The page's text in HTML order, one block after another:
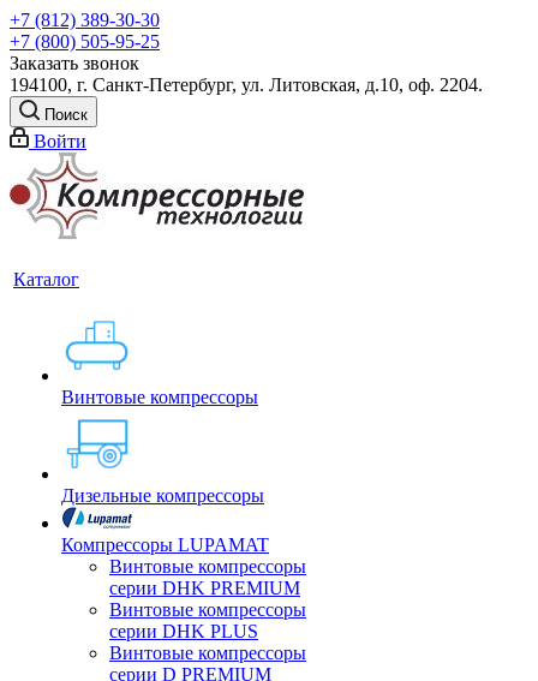
+7 (812) 389-30-30
+7 (800) 505-95-25
Заказать звонок
194100, г. Санкт-Петербург, ул. Литовская, д.10, оф. 2204.
Поиск
Войти
Каталог
Винтовые компрессоры
Дизельные компрессоры
Компрессоры LUPAMAT
Винтовые компрессоры
серии DHK PREMIUM
Винтовые компрессоры
серии DHK PLUS
Винтовые компрессоры
серии D PREMIUM